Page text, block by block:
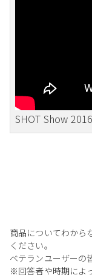
SHOT Show
商品についてわから
ください。
ベテランユーザーの
※回答者や時期によ